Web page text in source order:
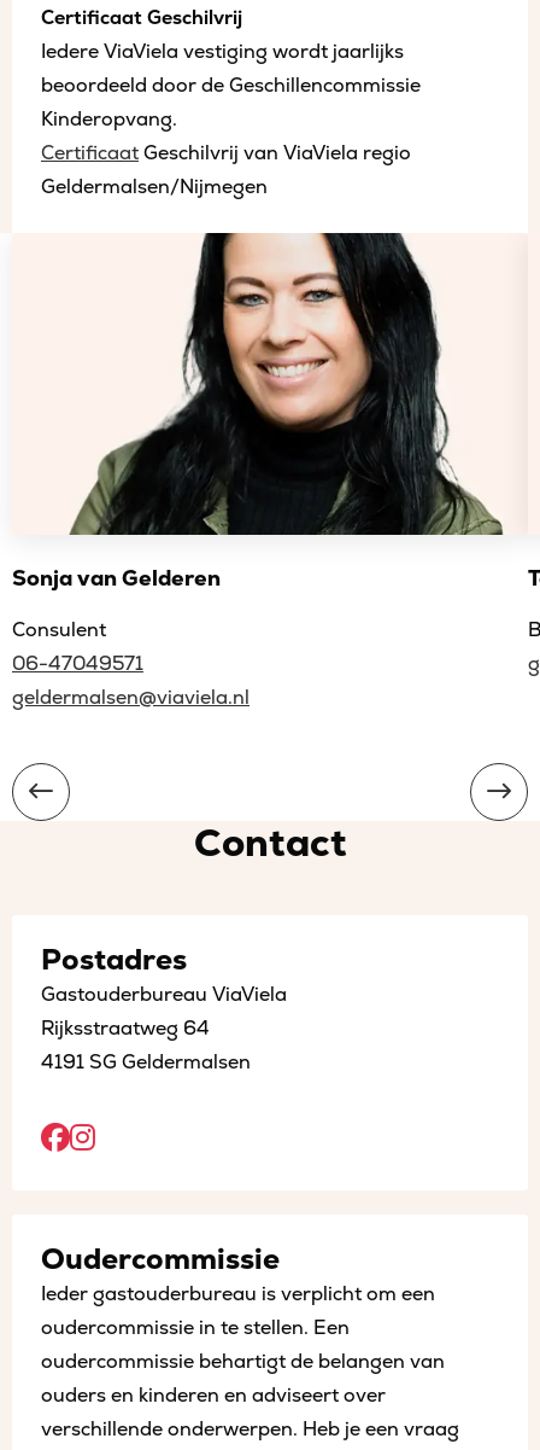
Certificaat Geschilvrij
Iedere ViaViela vestiging wordt jaarlijks
beoordeeld door de Geschillencommissie
Kinderopvang.
Certificaat Geschilvrij van ViaViela regio
Geldermalsen/Nijmegen
Sonja van Gelderen
Consulent
06-47049571
geldermalsen@viaviela.nl
Contact
Postadres
Gastouderbureau ViaViela
Rijksstraatweg 64
4191 SG Geldermalsen
Open
in
een
nieuw
tabblad
Open
in
een
nieuw
tabblad
Oudercommissie
Ieder gastouderbureau is verplicht om een
oudercommissie in te stellen. Een
oudercommissie behartigt de belangen van
ouders en kinderen en adviseert over
verschillende onderwerpen. Heb je een vraag